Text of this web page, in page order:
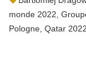
monde 2022
Pologne Qatar 2022